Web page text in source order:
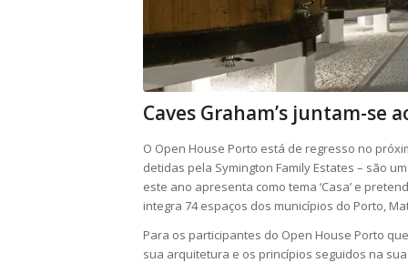
Caves Graham’s juntam-se
O Open House Porto está de regresso no
detidas pela Symington Family Estates – são
este ano apresenta como tema ‘Casa’ e
integra 74 espaços dos municípios do Porto,
Para os participantes do Open House Porto
sua arquitetura e os princípios seguidos na